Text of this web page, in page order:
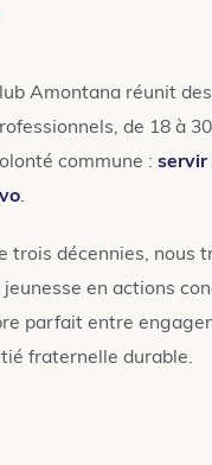
Amontana réunit
de 18 à
commune : servir
.
trois décennies, nous
jeunesse en actions
parfait entre
fraternelle durable.